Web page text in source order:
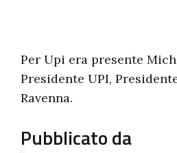
Per Upi era presente
Presidente UPI,
Ravenna.
Pubblicato da